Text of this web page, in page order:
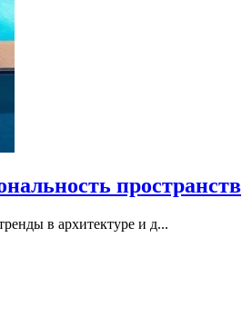
пространств
в архитектуре и д...